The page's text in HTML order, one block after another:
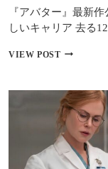
は
1
2,000
超
の
大
ヒ
ッ
ト
『アバター』最新
しいキャリア 去る
VIEW POST【ラ
ン
グ】
米
評
論
家